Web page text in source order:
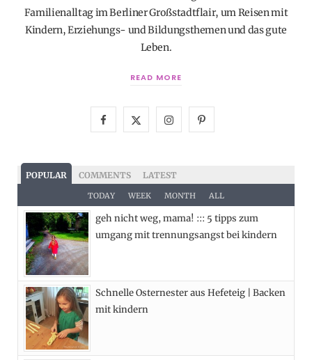
Familienalltag im Berliner Großstadtflair, um Reisen mit
Kindern, Erziehungs- und Bildungsthemen und das gute
Leben.
READ MORE
c
e
b
k
T
w
i
e
I
s
t
a
a
P
e
s
POPULAR COMMENTS LATEST
TODAY WEEK MONTH ALL
geh nicht weg, mama! ::: 5 tipps zum
umgang mit trennungsangst bei kindern
Schnelle Osternester aus Hefeteig | Backen
mit kindern